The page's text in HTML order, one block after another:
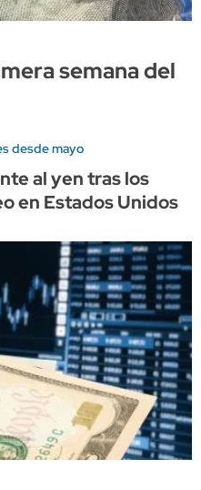
semana del
desde mayo
al yen tras los
en Estados Unidos